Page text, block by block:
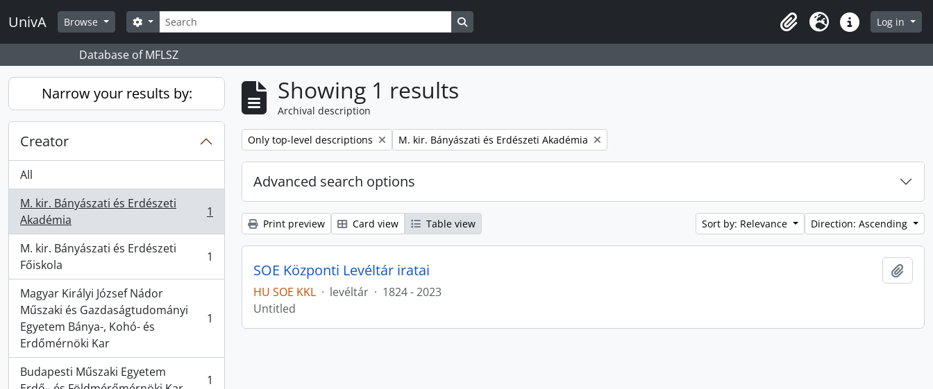
Skip to main content
UnivA Browse Search
Search options Search in browse page
ClipboardLanguageQuick linksLog in
Database of MFLSZ
Narrow your results by:
Creator
All
M. kir. Bányászati és Erdészeti
Akadémia
, 1 results 1
M. kir. Bányászati és Erdészeti
Főiskola
, 1 results 1
Magyar Királyi József Nádor
Műszaki és Gazdaságtudományi
Egyetem Bánya-, Kohó- és
Erdőmérnöki Kar
, 1 results 1
Budapesti Műszaki Egyetem
1
Showing 1 results
Archival description
Remove filter:
Only top-level descriptions Remove filter:
M. kir. Bányászati és Erdészeti Akadémia
Advanced search options
Print preview Card view Table view Sort by: Relevance Direction: Ascending
SOE Központi Levéltár iratai
HU SOE KKL · levéltár · 1824 - 2023
Untitled